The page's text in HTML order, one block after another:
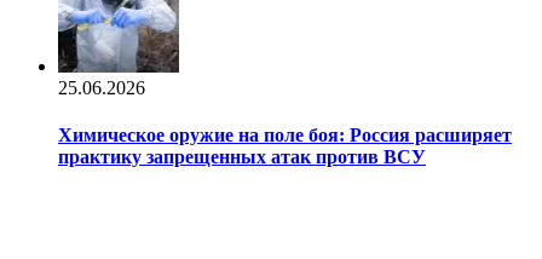
25.06.2026
Химическое оружие на поле боя: Россия расширяет
практику запрещенных атак против ВСУ